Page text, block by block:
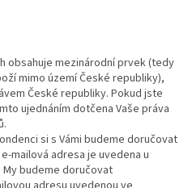
obsahuje mezinárodní prvek (tedy
mimo území České republiky),
České republiky. Pokud jste
ujednáním dotčena Vaše práva
si s Vámi budeme doručovat
mailová adresa je uvedena u
My budeme doručovat